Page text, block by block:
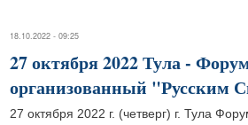
18.10.2022 - 09:25
27 октября 2022 Тула -
организованный "Русским
27 октября 2022 г. (четверг) г. Тула